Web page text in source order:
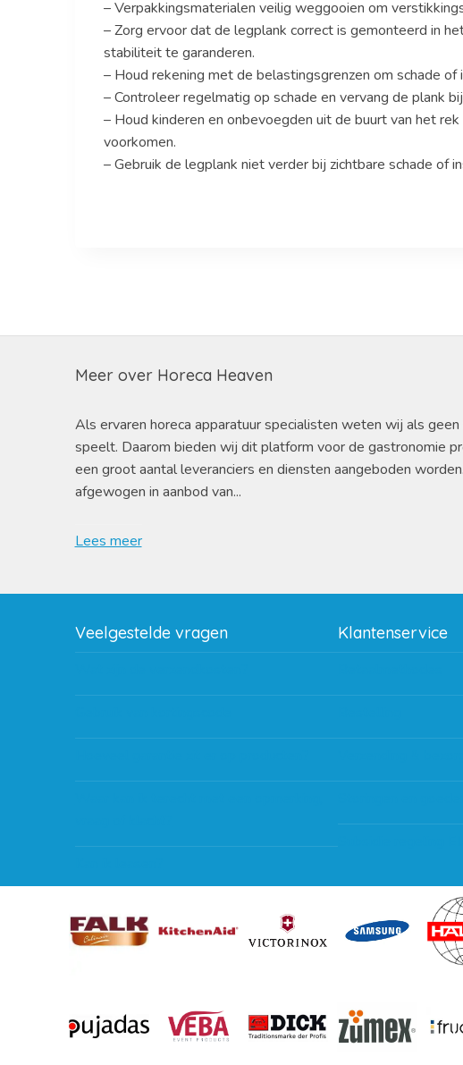
– Verpakkingsmaterialen veilig weggooien om
– Zorg ervoor dat de legplank correct is gemonteerd in
stabiliteit te garanderen.
– Houd rekening met de belastingsgrenzen om schade
– Controleer regelmatig op schade en vervang de plank
– Houd kinderen en onbevoegden uit de buurt van het
voorkomen.
– Gebruik de legplank niet verder bij zichtbare schade of
Meer over Horeca Heaven
Als ervaren horeca apparatuur specialisten weten wij als
speelt. Daarom bieden wij dit platform voor de gastronomie
een groot aantal leveranciers en diensten aangeboden
afgewogen in aanbod van...
Lees meer
Veelgestelde vragen Klantenservice
Subsidie regeling